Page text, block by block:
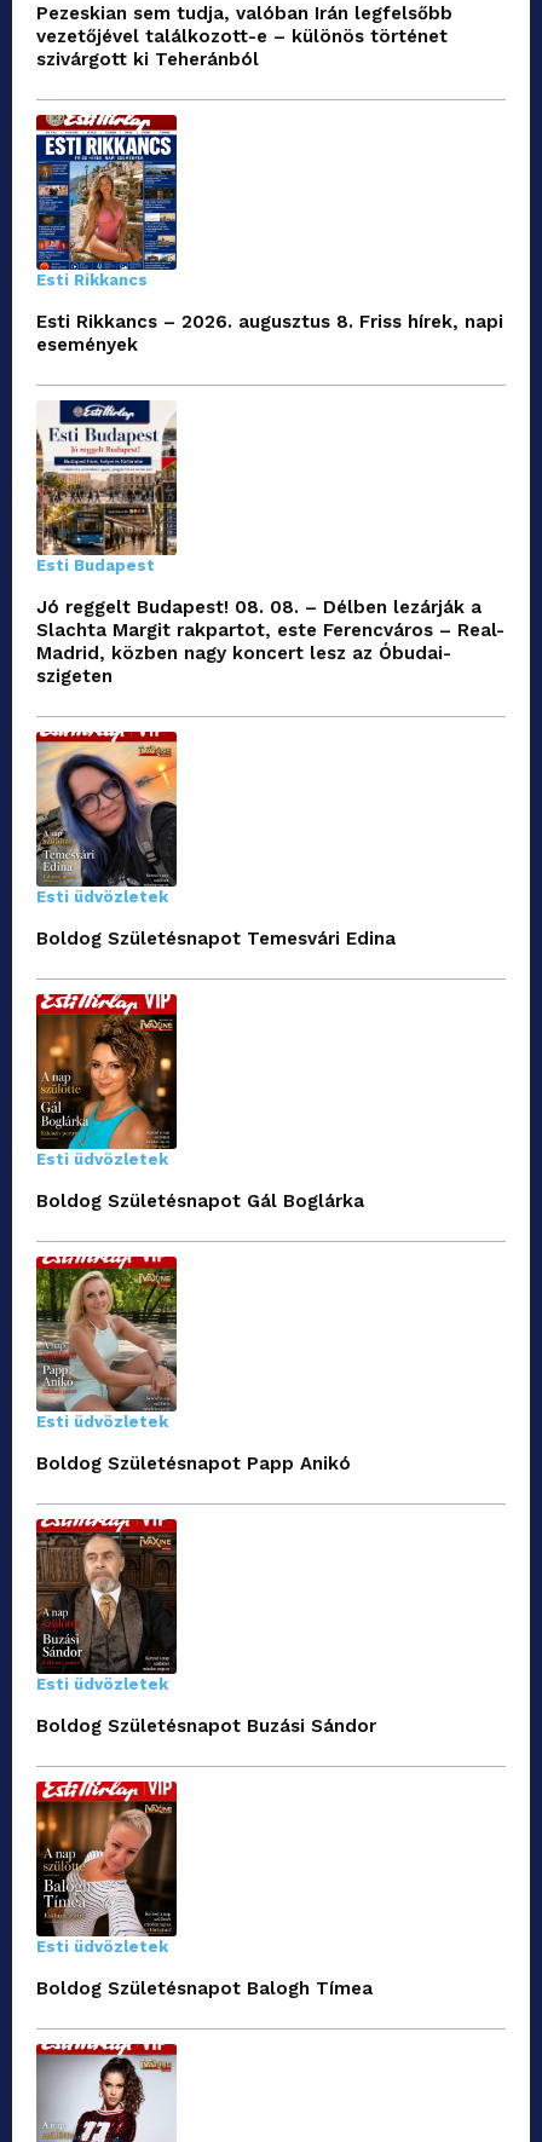
Pezeskian sem tudja, valóban Irán legfelsőbb
vezetőjével találkozott-e – különös történet
szivárgott ki Teheránból
Esti Rikkancs
Esti Rikkancs – 2026. augusztus 8. Friss hírek, napi
események
Esti Budapest
Jó reggelt Budapest! 08. 08. – Délben lezárják a
Slachta Margit rakpartot, este Ferencváros – Real-
Madrid, közben nagy koncert lesz az Óbudai-
szigeten
Esti üdvözletek
Boldog Születésnapot Temesvári Edina
Esti üdvözletek
Boldog Születésnapot Gál Boglárka
Esti üdvözletek
Boldog Születésnapot Papp Anikó
Esti üdvözletek
Boldog Születésnapot Buzási Sándor
Esti üdvözletek
Boldog Születésnapot Balogh Tímea